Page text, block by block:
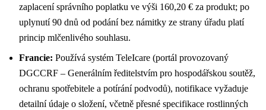
zaplacení správního poplatku ve výši 160,20 € za produkt; po
uplynutí 90 dnů od podání bez námitky ze strany úřadu platí
princip mlčenlivého souhlasu.
Francie: Používá systém TeleIcare (portál provozovaný
DGCCRF – Generálním ředitelstvím pro hospodářskou soutěž,
ochranu spotřebitele a potírání podvodů), notifikace vyžaduje
detailní údaje o složení, včetně přesné specifikace rostlinných